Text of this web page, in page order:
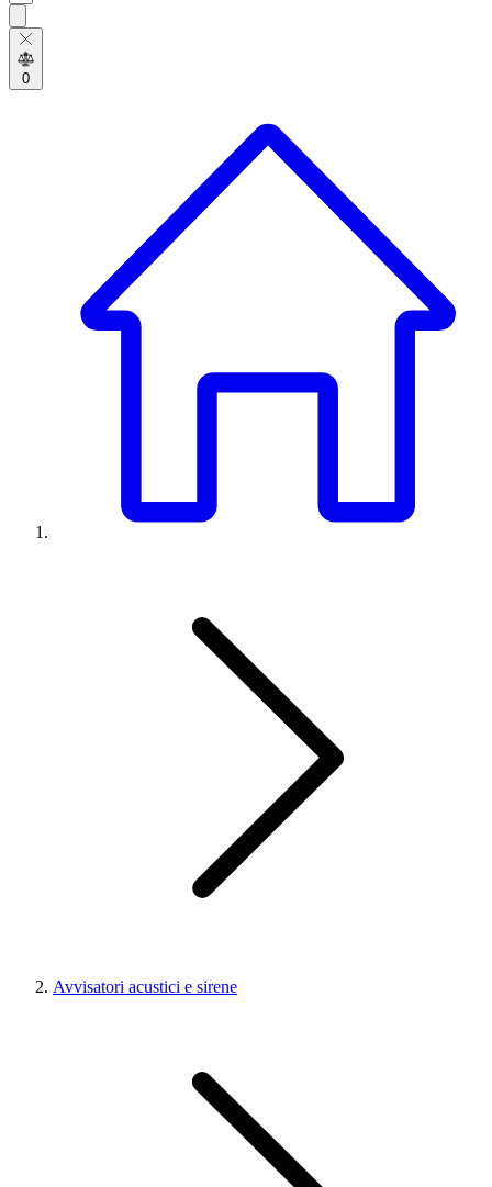
0
Avvisatori acustici e sirene